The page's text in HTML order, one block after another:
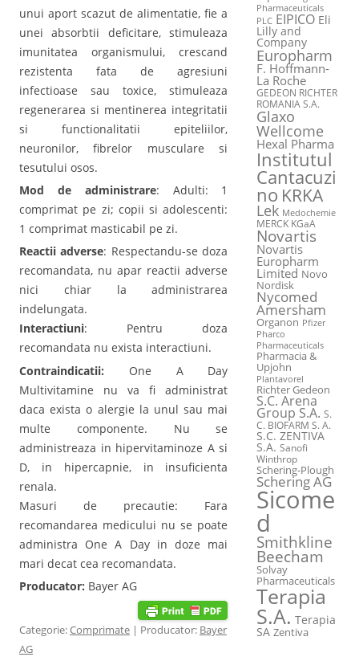
unui aport scazut de alimentatie, fie a
unei absorbtii deficitare, stimuleaza
imunitatea organismului, crescand
rezistenta fata de agresiuni
infectioase sau toxice, stimuleaza
regenerarea si mentinerea integritatii
si functionalitatii epiteliilor,
neuronilor, fibrelor musculare si
tesutului osos.
Mod de administrare: Adulti: 1
comprimat pe zi; copii si adolescenti:
1 comprimat masticabil pe zi.
Reactii adverse: Respectandu-se doza
recomandata, nu apar reactii adverse
nici chiar la administrarea
indelungata.
Interactiuni: Pentru doza
recomandata nu exista interactiuni.
Contraindicatii: One A Day
Multivitamine nu va fi administrat
daca exista o alergie la unul sau mai
multe componente. Nu se
administreaza in hipervitaminoze A si
D, in hipercapnie, in insuficienta
renala.
Masuri de precautie: Fara
recomandarea medicului nu se poate
administra One A Day in doze mai
mari decat cea recomandata.
Producator: Bayer AG
Categorie:Comprimate | Producator: Bayer
AG
Pharmaceuticals
PLC EIPICO Eli
Lilly and
Company
Europharm
F. Hoffmann-
La Roche
GEDEON RICHTER
ROMANIA S.A.
Glaxo
Wellcome
Hexal Pharma
Institutul
Cantacuzi
no KRKA
Lek Medochemie
MERCK KGaA
Novartis
Novartis
Europharm
Limited Novo
Nordisk
Nycomed
Amersham
Organon Pfizer
Pharco
Pharmaceuticals
Pharmacia &
Upjohn
Plantavorel
Richter Gedeon
S.C. Arena
Group S.A. S.
C. BIOFARM S. A.
S.C. ZENTIVA
S.A. Sanofi
Winthrop
Schering-Plough
Schering AG
Sicome
d
Smithkline
Beecham
Solvay
Pharmaceuticals
Terapia
S.A. Terapia
SA Zentiva